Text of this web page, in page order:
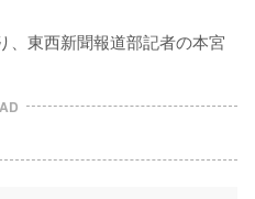
、東西新聞報道部記者の本宮
AD